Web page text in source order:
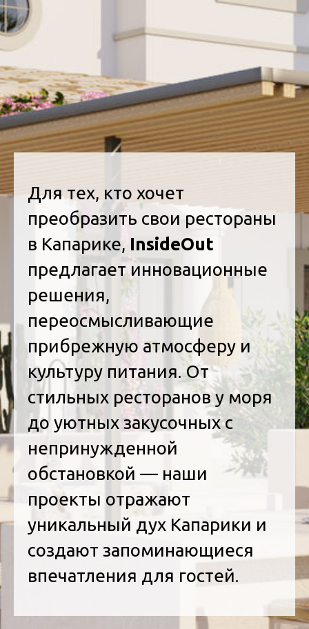
Для тех, кто хочет
преобразить свои рестораны
в Капарике, InsideOut
предлагает инновационные
решения,
переосмысливающие
прибрежную атмосферу и
культуру питания. От
стильных ресторанов у моря
до уютных закусочных с
непринужденной
обстановкой — наши
проекты отражают
уникальный дух Капарики и
создают запоминающиеся
впечатления для гостей.